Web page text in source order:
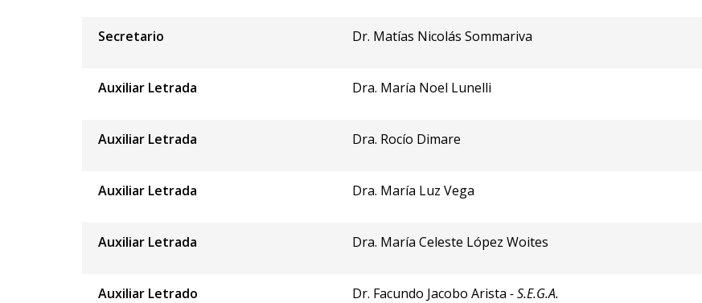
Secretario Dr. Matías Nicolás Sommariva
Auxiliar Letrada Dra. María Noel Lunelli
Auxiliar Letrada Dra. Rocío Dimare
Auxiliar Letrada Dra. María Luz Vega
Auxiliar Letrada Dra. María Celeste López Woites
Auxiliar Letrado Dr. Facundo Jacobo Arista - S.E.G.A.